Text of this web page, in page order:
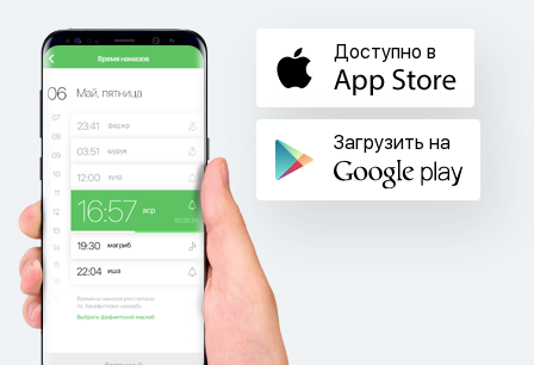
Доступно в
Загрузить на